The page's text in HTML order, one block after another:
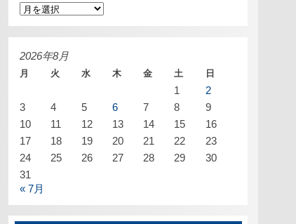
ア
ー
カ
イ
2026年8月
月 火 水 木 金 土 日
1
2
3
4 5 6 7 8
9
10
11 12 13 14 15
16
17
18 19 20 21 22
23
24
25 26 27 28 29
30
31
« 7月